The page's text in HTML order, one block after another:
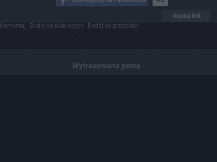
Kopiuj link
Komentuj Dodaj do ulubionych Dodaj do przyjaciół
Wytresowana psina -